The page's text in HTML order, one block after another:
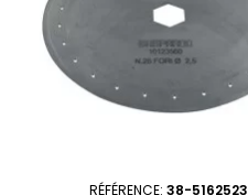
RÉFÉRENCE: 38-5162523